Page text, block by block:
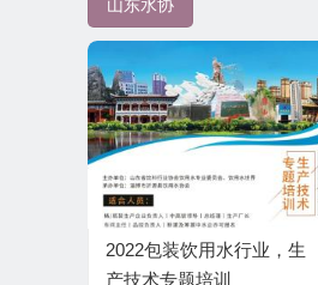
山东水协
2022包装饮用水行业，生
产技术专题培训